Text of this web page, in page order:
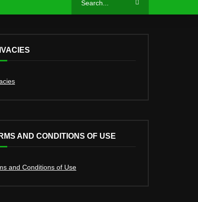
AND CONDITIONS OF USE
and Conditions of Use